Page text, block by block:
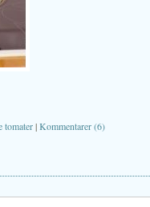
tomater|Kommentarer (6)